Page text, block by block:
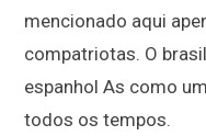
mencionado aqui
compatriotas. O
espanhol As como
todos os tempos.